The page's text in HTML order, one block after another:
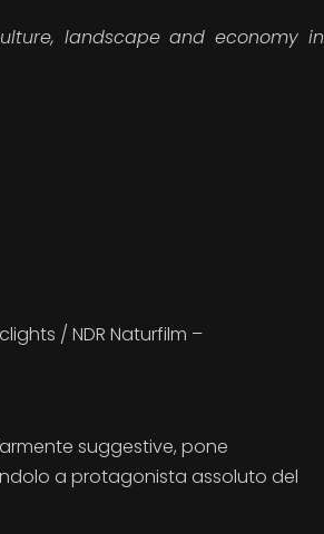
landscape and economy in
/ NDR Naturfilm –
suggestive, pone
a protagonista assoluto del